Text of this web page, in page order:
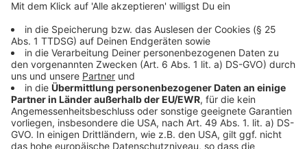
Drittanbieters, um Videoinhalte
einzubetten. Dieser Service kann
Daten zu Ihren Aktivitäten
sammeln. Bitte lesen Sie die
Details durch und stimmen Sie der
Nutzung des Service zu, um dieses
Video anzusehen.
Mehr Informationen
Mark Forster - Memories & Stories (Official Video)